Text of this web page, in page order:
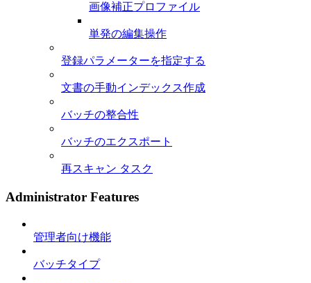
画像補正プロファイル
単発の編集操作
登録パラメーターを指定する
文書の手動インデックス作成
バッチの整合性
バッチのエクスポート
再スキャン タスク
Administrator Features
管理者向け機能
バッチタイプ